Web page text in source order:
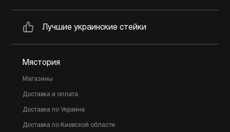
Лучшие украинские стейки
Мястория
Магазины
Доставка и оплата
Доставка по Украине
Доставка по Киевской области